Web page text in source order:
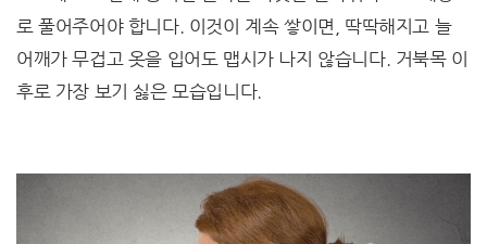
로 풀어주어야 합니다. 이것이 계속 쌓이면, 딱딱해지고 늘
어깨가 무겁고 옷을 입어도 맵시가 나지 않습니다. 거북목 이
후로 가장 보기 싫은 모습입니다.